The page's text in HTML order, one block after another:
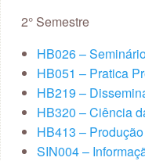
2° Semestre
HB026 –
HB051 – Pratica
HB219 –
HB320 – Ciência
HB413 –
SIN004 –